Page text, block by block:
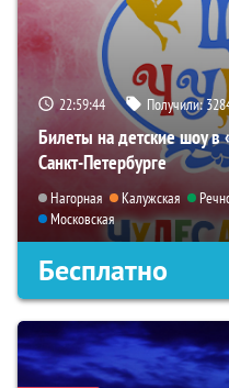
22:59:43 Получили:
Билеты на детские шоу в
Санкт-Петербурге
Нагорная Калужская
Московская
Бесплатно